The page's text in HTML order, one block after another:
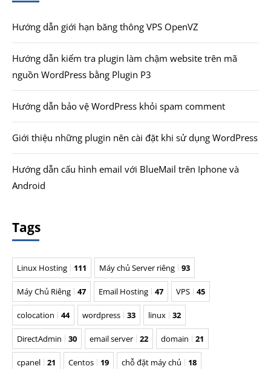
Hướng dẫn giới hạn băng thông VPS OpenVZ
Hướng dẫn kiểm tra plugin làm chậm website trên mã
nguồn WordPress bằng Plugin P3
Hướng dẫn bảo vệ WordPress khỏi spam comment
Giới thiệu những plugin nên cài đặt khi sử dụng WordPress
Hướng dẫn cấu hình email với BlueMail trên Iphone và
Android
Tags
Linux Hosting 111 Máy chủ Server riêng 93
Máy Chủ Riêng 47 Email Hosting 47 VPS 45
colocation 44 wordpress 33 linux 32
DirectAdmin 30 email server 22 domain 21
cpanel 21 Centos 19 chỗ đặt máy chủ 18